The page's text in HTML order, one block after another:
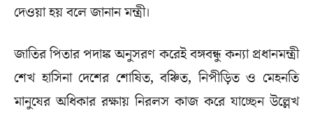
দেওয়া হয় বলে জানান মন্ত্রী।
জাতির পিতার পদাঙ্ক অনুসরণ করেই বঙ্গবন্ধু কন্যা প্রধানমন্ত্রী
শেখ হাসিনা দেশের শোষিত, বঞ্চিত, নিপীড়িত ও মেহনতি
মানুষের অধিকার রক্ষায় নিরলস কাজ করে যাচ্ছেন উল্লেখ